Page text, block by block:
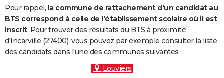
COPAINS D'AVANT
S'inscrire
Se connecter
Lycées
Collèges
Primaires
Universités
Entreprises
Service militaire
Avis de recherche
AVIS DE DÉCÈS
FORUM
Pour rappel, la commune de rattachement d'un candidat au
BTS correspond à celle de l'établissement scolaire où il est
inscrit. Pour trouver des résultats du BTS à proximité
d'Incarville (27400), vous pouvez par exemple consulter la liste
des candidats dans l'une des communes suivantes :
Louviers